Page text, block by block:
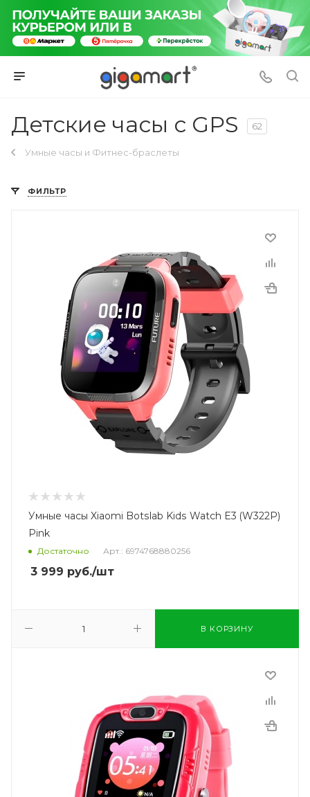
Детские часы с GPS 62
Умные часы и Фитнес-браслеты
ФИЛЬТР
Умные часы Xiaomi Botslab Kids Watch E3 (W322P)
Pink
Достаточно Арт.: 6974768880256
3 999 руб./шт
В КОРЗИНУ